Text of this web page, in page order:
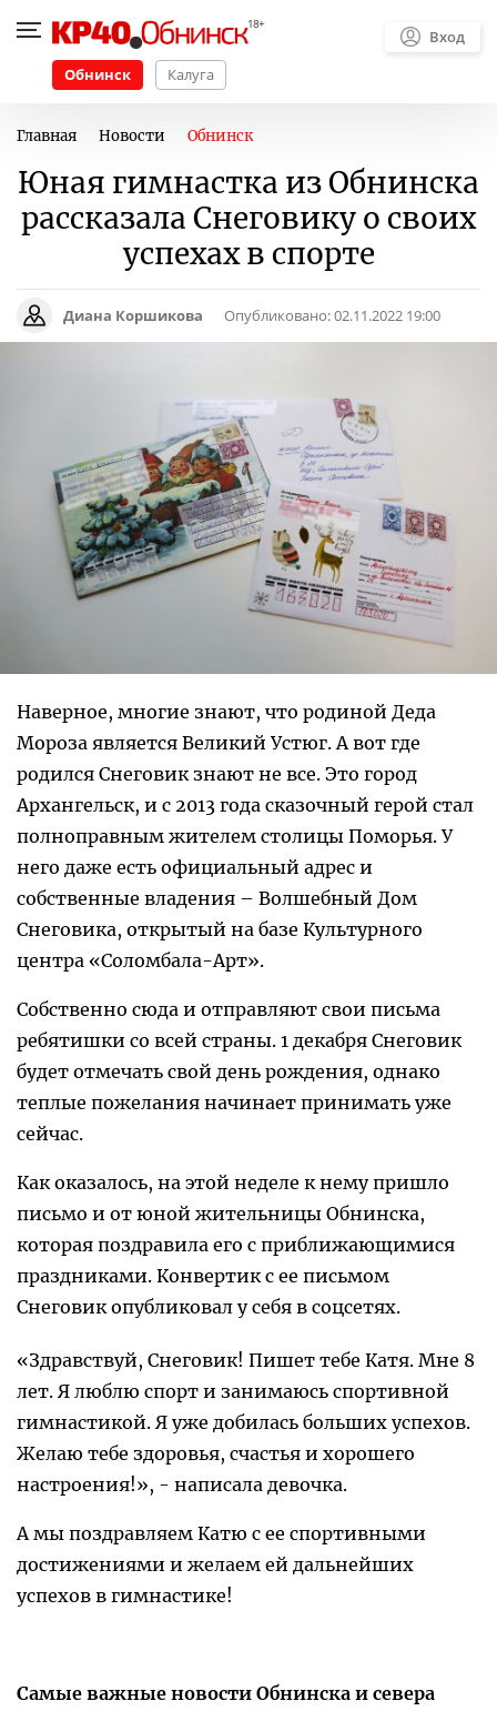
Обнинск Калуга
Вход
Главная Новости Обнинск
Юная гимнастка из Обнинска
рассказала Снеговику о своих
успехах в спорте
Диана Коршикова Опубликовано:02.11.2022 19:00
Наверное, многие знают, что родиной Деда
Мороза является Великий Устюг. А вот где
родился Снеговик знают не все. Это город
Архангельск, и с 2013 года сказочный герой стал
полноправным жителем столицы Поморья. У
него даже есть официальный адрес и
собственные владения – Волшебный Дом
Снеговика, открытый на базе Культурного
центра «Соломбала-Арт».
Собственно сюда и отправляют свои письма
ребятишки со всей страны. 1 декабря Снеговик
будет отмечать свой день рождения, однако
теплые пожелания начинает принимать уже
сейчас.
Как оказалось, на этой неделе к нему пришло
письмо и от юной жительницы Обнинска,
которая поздравила его с приближающимися
праздниками. Конвертик с ее письмом
Снеговик опубликовал у себя в соцсетях.
«Здравствуй, Снеговик! Пишет тебе Катя. Мне 8
лет. Я люблю спорт и занимаюсь спортивной
гимнастикой. Я уже добилась больших успехов.
Желаю тебе здоровья, счастья и хорошего
настроения!», - написала девочка.
А мы поздравляем Катю с ее спортивными
достижениями и желаем ей дальнейших
успехов в гимнастике!
Самые важные новости Обнинска и севера